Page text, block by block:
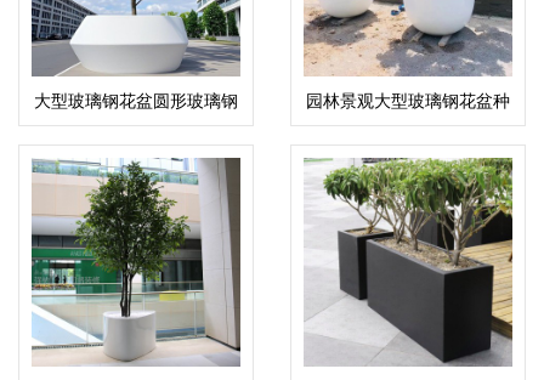
大型玻璃钢花盆圆形玻璃钢
树池花坛花钵
园林景观大型玻璃钢花盆种
植花箱花钵